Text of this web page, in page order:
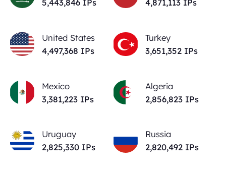
5,443,846 IPs 4,871,113 IPs
United States
4,497,368 IPs
Turkey
3,651,352 IPs
Mexico
3,381,223 IPs
Algeria
2,856,823 IPs
Uruguay
2,825,330 IPs
Russia
2,820,492 IPs